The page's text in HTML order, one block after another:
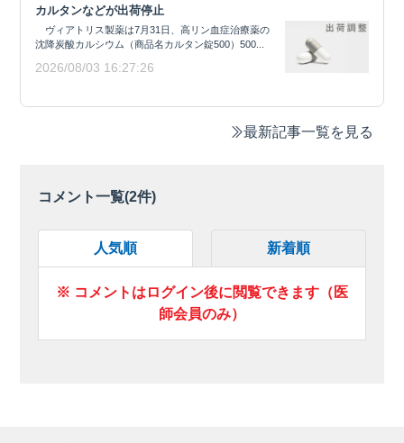
カルタンなどが出荷停止
ヴィアトリス製薬は7月31日、高リン血症治療薬の
沈降炭酸カルシウム（商品名カルタン錠500）500...
2026/08/03 16:27:26
最新記事一覧を見る
コメント一覧(2件)
人気順 新着順
※ コメントはログイン後に閲覧できます（医
師会員のみ）